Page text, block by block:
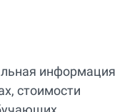
информация
стоимости